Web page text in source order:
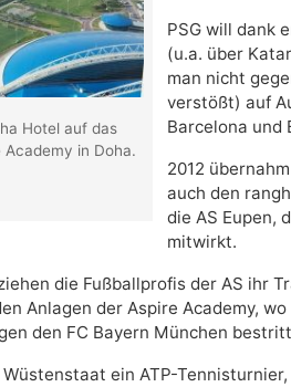
Hotel auf das
Academy in Doha.
PSG will dank
(u.a. über
man nicht
verstößt) auf
Barcelona und
2012
auch den
die AS Eupen,
mitwirkt.
die Fußballprofis der AS ihr
Anlagen der Aspire Academy,
den FC Bayern München
ein ATP-